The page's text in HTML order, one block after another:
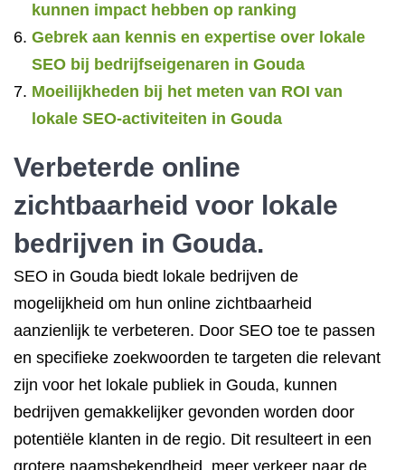
kunnen impact hebben op ranking
Gebrek aan kennis en expertise over lokale
SEO bij bedrijfseigenaren in Gouda
Moeilijkheden bij het meten van ROI van
lokale SEO-activiteiten in Gouda
Verbeterde online
zichtbaarheid voor lokale
bedrijven in Gouda.
SEO in Gouda biedt lokale bedrijven de
mogelijkheid om hun online zichtbaarheid
aanzienlijk te verbeteren. Door SEO toe te passen
en specifieke zoekwoorden te targeten die relevant
zijn voor het lokale publiek in Gouda, kunnen
bedrijven gemakkelijker gevonden worden door
potentiële klanten in de regio. Dit resulteert in een
grotere naamsbekendheid, meer verkeer naar de